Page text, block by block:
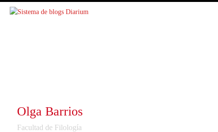
Olga Barrios
Facultad de Filología